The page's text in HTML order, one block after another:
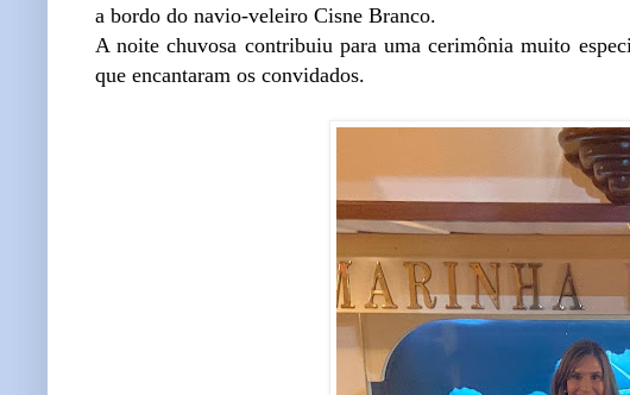
a bordo do navio-veleiro Cisne Branco.
A noite chuvosa contribuiu para uma cerimônia muito
que encantaram os convidados.